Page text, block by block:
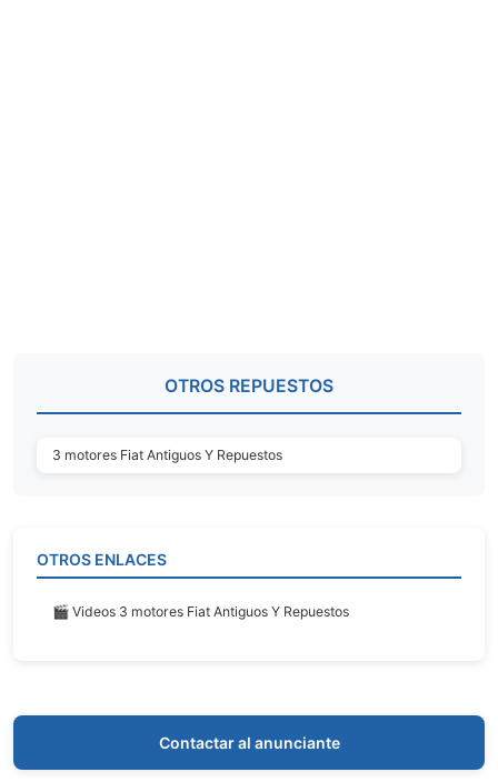
OTROS REPUESTOS
3 motores Fiat Antiguos Y Repuestos
OTROS ENLACES
🎬 Videos 3 motores Fiat Antiguos Y Repuestos
Contactar al anunciante